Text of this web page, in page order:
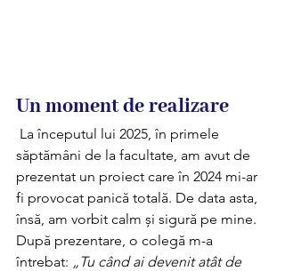
Un moment de realizare
săptămâni de la facultate, am avut de
prezentat un proiect care în 2024 mi-ar
fi provocat panică totală. De data asta,
însă, am vorbit calm și sigură pe mine.
După prezentare, o colegă m-a
întrebat: „Tu când ai devenit atât de